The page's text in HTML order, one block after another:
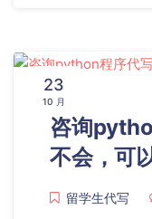
23
10 月
咨询
不会，可
留学生代写